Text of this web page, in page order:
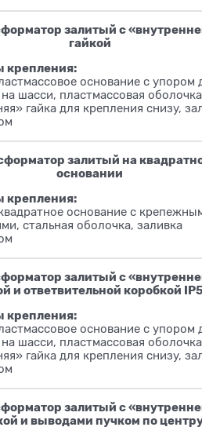
залитый с
гайкой
крепления:
основание с упором
шасси, пластмассовая
гайка для крепления снизу,
залитый на
основании
крепления:
основание с
стальная оболочка, заливка
залитый с
и ответвительной коробкой
крепления:
основание с упором
шасси, пластмассовая
гайка для крепления снизу,
залитый с
и выводами пучком по